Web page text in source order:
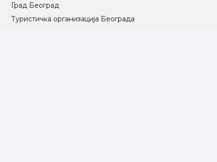
Град Београд
Туристичка организација Београда